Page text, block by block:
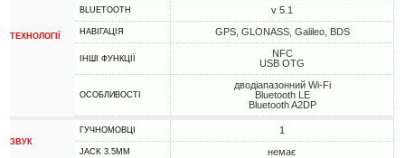
ТЕХНОЛОГІЇ
BLUETOOTH v 5.1
НАВІГАЦІЯ GPS, GLONASS, Galileo, BDS
ІНШІ ФУНКЦІЇ
NFC
USB OTG
ОСОБЛИВОСТІ
дводіапазонний Wi-Fi
Bluetooth LE
Bluetooth A2DP
ЗВУК
ГУЧНОМОВЦІ 1
JACK 3.5MM немає